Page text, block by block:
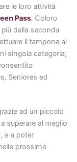
le loro attività
Pass. Coloro
dalla seconda
il tampone al
singola categoria;
Seniores ed
ad un piccolo
superare al meglio
e a poter
prossime